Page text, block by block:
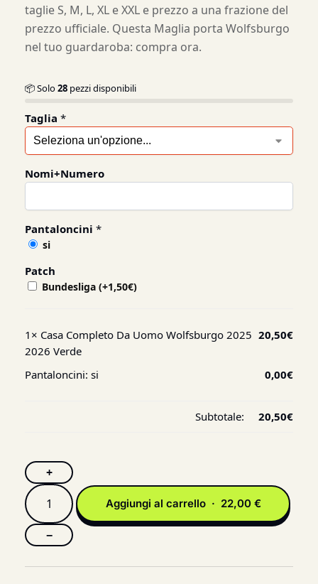
taglie S, M, L, XL e XXL e prezzo a una frazione del
prezzo ufficiale. Questa Maglia porta Wolfsburgo
nel tuo guardaroba: compra ora.
📦 Solo28 pezzi disponibili
Taglia *
Nomi+Numero
Pantaloncini *
si
Patch
Bundesliga (+1,50€)
1× Casa Completo Da Uomo Wolfsburgo 2025
2026 Verde
20,50€
Pantaloncini: si 0,00€
Subtotale: 20,50€
+
−
Aggiungi al carrello · 22,00 €